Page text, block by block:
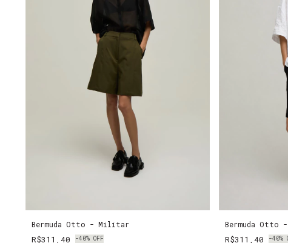
Bermuda Otto - Militar
R$311,40 -40% OFF
Bermuda Otto
R$311,40 -40%